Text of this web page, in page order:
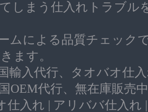
しまう仕入れトラブル
ムによる品質チェック
ます。
輸入代行、タオバオ仕
OEM代行、無在庫販売
仕入れ | アリババ仕入れ